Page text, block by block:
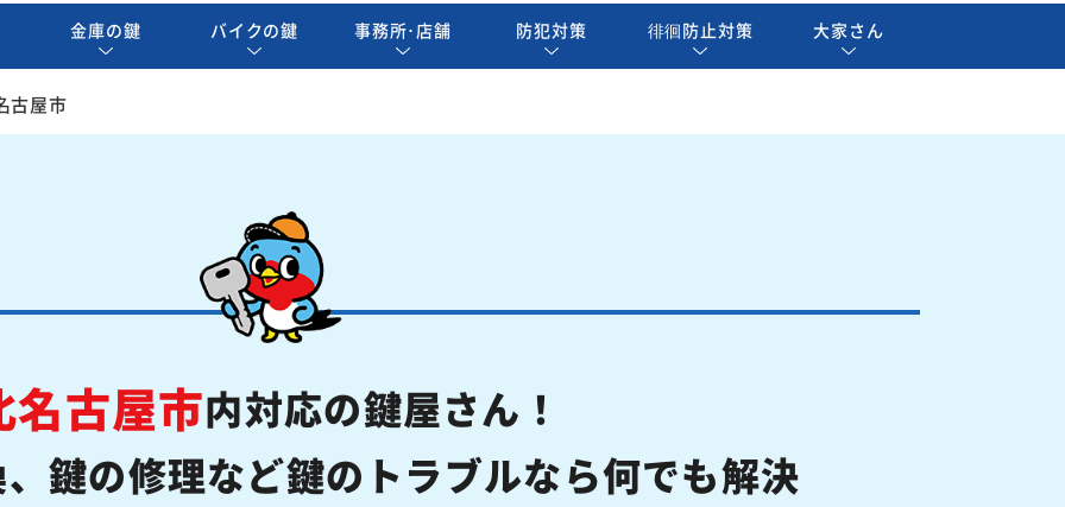
金庫の鍵 バイクの鍵 事務所･店舗 防犯対策 徘徊防止対策 大家さん
古屋市
名古屋市内対応の鍵屋さん！
鍵の修理など鍵のトラブルなら何でも解決